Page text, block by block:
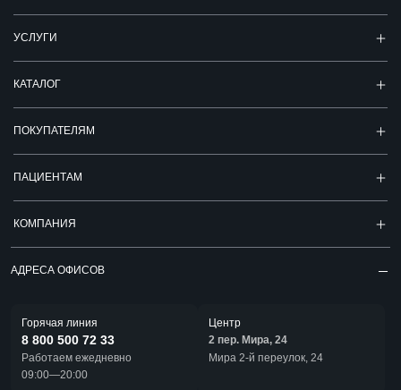
УСЛУГИ
КАТАЛОГ
ПОКУПАТЕЛЯМ
ПАЦИЕНТАМ
КОМПАНИЯ
АДРЕСА ОФИСОВ
Горячая линия
8 800 500 72 33
Работаем ежедневно
09:00—20:00
Центр
2 пер. Мира, 24
Мира 2-й переулок, 24